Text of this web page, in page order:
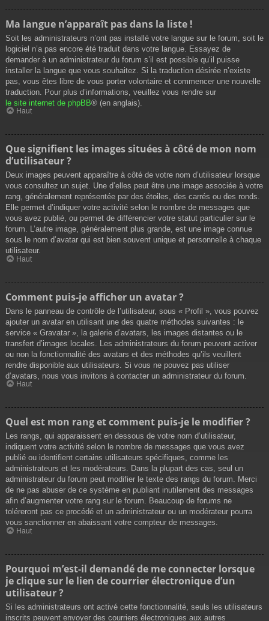
Ma langue n’apparaît pas dans la liste !
Soit les administrateurs n’ont pas installé votre langue sur le forum, soit le
logiciel n’a pas encore été traduit dans votre langue. Essayez de
demander à un administrateur du forum s’il est possible qu’il puisse
installer la langue que vous souhaitez. Si la traduction désirée n’existe
pas, vous êtes libre de vous porter volontaire et commencer une nouvelle
traduction. Pour plus d’informations, veuillez vous rendre sur
le site internet de phpBB® (en anglais).
Haut
Que signifient les images situées à côté de mon nom
d’utilisateur ?
Deux images peuvent apparaître à côté de votre nom d’utilisateur lorsque
vous consultez un sujet. Une d’elles peut être une image associée à votre
rang, généralement représentée par des étoiles, des carrés ou des ronds.
Elle permet d’indiquer votre activité selon le nombre de messages que
vous avez publié, ou permet de différencier votre statut particulier sur le
forum. L’autre image, généralement plus grande, est une image connue
sous le nom d’avatar qui est bien souvent unique et personnelle à chaque
utilisateur.
Haut
Comment puis-je afficher un avatar ?
Dans le panneau de contrôle de l’utilisateur, sous « Profil », vous pouvez
ajouter un avatar en utilisant une des quatre méthodes suivantes : le
service « Gravatar », la galerie d’avatars, les images distantes ou le
transfert d’images locales. Les administrateurs du forum peuvent activer
ou non la fonctionnalité des avatars et des méthodes qu’ils veuillent
rendre disponible aux utilisateurs. Si vous ne pouvez pas utiliser
d’avatars, nous vous invitons à contacter un administrateur du forum.
Haut
Quel est mon rang et comment puis-je le modifier ?
Les rangs, qui apparaissent en dessous de votre nom d’utilisateur,
indiquent votre activité selon le nombre de messages que vous avez
publié ou identifient certains utilisateurs spécifiques, comme les
administrateurs et les modérateurs. Dans la plupart des cas, seul un
administrateur du forum peut modifier le texte des rangs du forum. Merci
de ne pas abuser de ce système en publiant inutilement des messages
afin d’augmenter votre rang sur le forum. Beaucoup de forums ne
toléreront pas ce procédé et un administrateur ou un modérateur pourra
vous sanctionner en abaissant votre compteur de messages.
Haut
Pourquoi m’est-il demandé de me connecter lorsque
je clique sur le lien de courrier électronique d’un
utilisateur ?
Si les administrateurs ont activé cette fonctionnalité, seuls les utilisateurs
inscrits peuvent envoyer des courriers électroniques aux autres